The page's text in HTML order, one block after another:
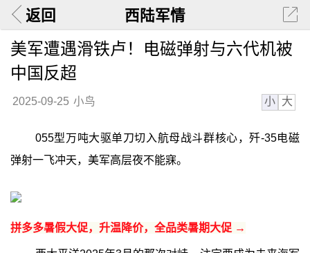
返回 西陆军情
美军遭遇滑铁卢！电磁弹射与六代机被
中国反超
2025-09-25 小鸟 小 大
055型万吨大驱单刀切入航母战斗群核心，歼-35电磁
弹射一飞冲天，美军高层夜不能寐。
拼多多暑假大促，升温降价，全品类暑期大促 →